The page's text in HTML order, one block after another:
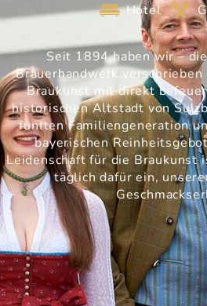
Hotel
Seit 1894 haben wir –
Brauerhandwerk
Braukunst mit direkt
historischen Altstadt von
fünften Familiengeneration
bayerischen
Leidenschaft für die Braukunst
täglich dafür ein,